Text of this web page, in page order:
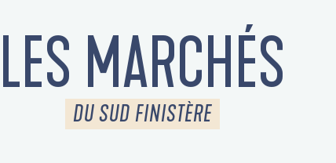
LES MARCHÉS
DU SUD FINISTÈRE